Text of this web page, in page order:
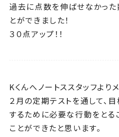
過去に点数を伸ばせなかっ
とができました！
３０点アップ！！
Kくんへノートススタッフより
２月の定期テストを通して、
するために必要な行動をとる
ことができたと思います。